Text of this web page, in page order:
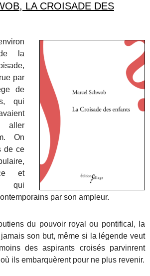
LA CROISADE DES
la
par
de
qui
aller
On
de ce
et
qui
par son ampleur.
du pouvoir royal ou pontifical, la
son but, même si la légende veut
des aspirants croisés parvinrent
ils embarquèrent pour ne plus revenir.